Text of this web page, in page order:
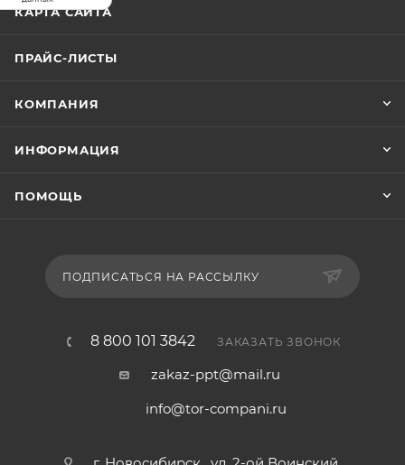
КАРТА САЙТА
ПРАЙС-ЛИСТЫ
КОМПАНИЯ
ИНФОРМАЦИЯ
ПОМОЩЬ
ПОДПИСАТЬСЯ НА РАССЫЛКУ
8 800 101 3842 ЗАКАЗАТЬ ЗВОНОК
zakaz-ppt@mail.ru
info@tor-compani.ru